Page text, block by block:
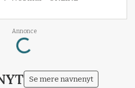
Annonce
Loading...
Se mere navnenyt